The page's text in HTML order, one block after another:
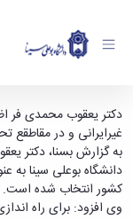
دانشگاه
تاریخچه
و
معرفی
برنامه
راهبردی
آموزش
پذیرش
کارشناسی
تحصیلات
تکمیلی
پسا
پژوهش
فناوری و
کارآفرینی
دفتر
ارتباط
با
دانشکده‌ها
پردیس
اصلی
مهندسی
کشاورزی
رفاهی
رفاهی
پرسنل
اداره
اعضای
هیأت
علمی
است - دانشگاه
غیرایرانی و در
به گزارش بسنا، دکتر
کشور انتخاب شده است.